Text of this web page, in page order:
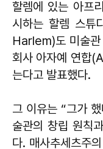
할렘에 있는 아프
시하는 할렘 스
Harlem)도 미술관
회사 아자예 연합
는다고 발표했다.
그 이유는 “그가
술관의 창립 원칙
다. 매사추세츠주